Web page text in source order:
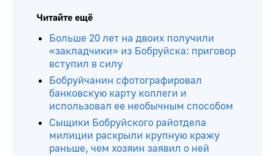
Читайте ещё
Больше 20 лет на двоих получили
«закладчики» из Бобруйска: приговор
вступил в силу
Бобруйчанин сфотографировал
банковскую карту коллеги и
использовал ее необычным способом
Сыщики Бобруйского райотдела
милиции раскрыли крупную кражу
раньше, чем хозяин заявил о ней